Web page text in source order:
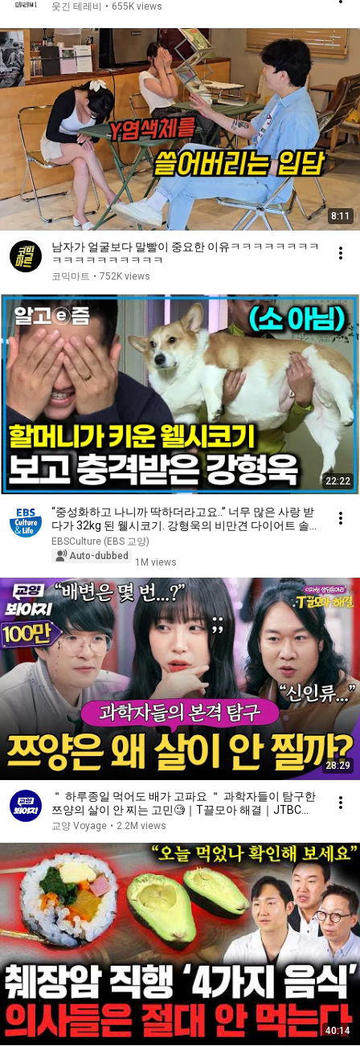
웃긴 테레비 • 655K views
8:11
남자가 얼굴보다 말빨이 중요한 이유ㅋㅋㅋㅋㅋㅋㅋㅋ
ㅋㅋㅋㅋㅋㅋㅋㅋㅋㅋ
코믹마트 • 752K views
22:22
“중성화하고 나니까 딱하더라고요..” 너무 많은 사랑 받
다가 32kg 된 웰시코기. 강형욱의 비만견 다이어트 솔루
션｜세상에 나쁜 개는 없다｜알고e즘
EBSCulture (EBS 교양)
Auto-dubbed
1M views
28:29
＂ 하루종일 먹어도 배가 고파요 ＂ 과학자들이 탐구한
쯔양의 살이 안 찌는 고민🧐｜T끌모아 해결｜JTBC
251224 방송
교양 Voyage • 2.2M views
40:14